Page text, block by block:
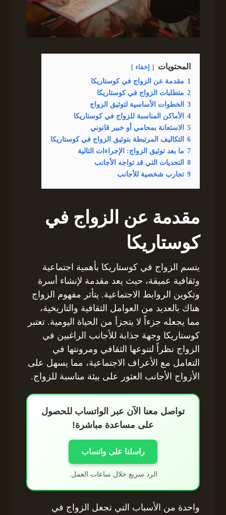
المحتويات إخفاء
1 مقدمة عن الزواج في كوستاريكا
2 متطلبات الزواج في كوستاريكا
3 الخطوات الأساسية لتوثيق الزواج
4 الأماكن المناسبة للزواج في كوستاريكا
5 الاستعانة بمحامي أو خبير قانوني
6 التكاليف المرتبطة بتوثيق الزواج في كوستاريكا
7 ما بعد توثيق الزواج: الإجراءات التالية
8 التحديات التي قد تواجه الأجانب
9 تجارب شخصية للأجانب
مقدمة عن الزواج في
كوستاريكا
يتسم الزواج في كوستاريكا بأهمية اجتماعية
وثقافية عميقة، حيث يعد مقدمة لإنشاء أسرة
وتكوين الروابط الاجتماعية. يتأثر مفهوم الزواج
هناك بالعديد من العوامل الثقافية والتاريخية،
مما يجعله جزءاً لا يتجزأ من الحياة اليومية. تعتبر
كوستاريكا وجهة جذابة للأجانب الراغبين في
الزواج نظراً لتنوعها الثقافي ومرونتها في
التعامل مع الأعراف الاجتماعية، مما يسهل على
الأزواج الأجانب العثور على بيئة مناسبة للزواج.
تواصل معنا الآن عبر الواتساب للحصول
على مساعدة مباشرة!
راسلنا على واتساب
الرد سريع خلال ساعات العمل.
واحدة من الأسباب التي تجعل الزواج في